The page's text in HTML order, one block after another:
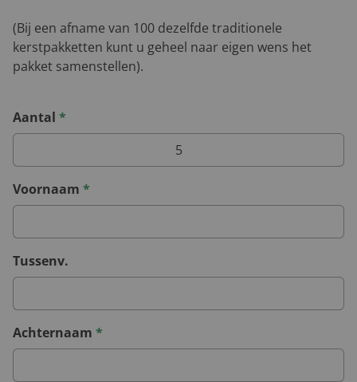
(Bij een afname van 100 dezelfde traditionele
kerstpakketten kunt u geheel naar eigen wens het
pakket samenstellen).
Aantal *
Voornaam *
Tussenv.
Achternaam *